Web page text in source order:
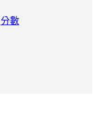
分數